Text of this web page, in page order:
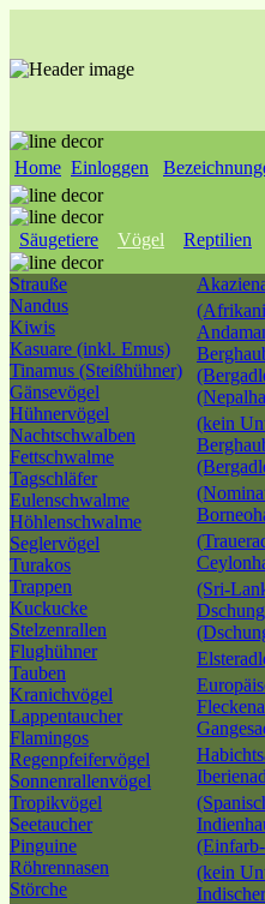
Home Einloggen
Säugetiere Vögel Reptilien
Strauße
Nandus
Kiwis
Kasuare (inkl. Emus)
Tinamus (Steißhühner)
Gänsevögel
Hühnervögel
Nachtschwalben
Fettschwalme
Tagschläfer
Eulenschwalme
Höhlenschwalme
Seglervögel
Turakos
Trappen
Kuckucke
Stelzenrallen
Flughühner
Tauben
Kranichvögel
Lappentaucher
Flamingos
Regenpfeifervögel
Sonnenrallenvögel
Tropikvögel
Seetaucher
Pinguine
Röhrennasen
Störche
(kein
(Sri-
(kein